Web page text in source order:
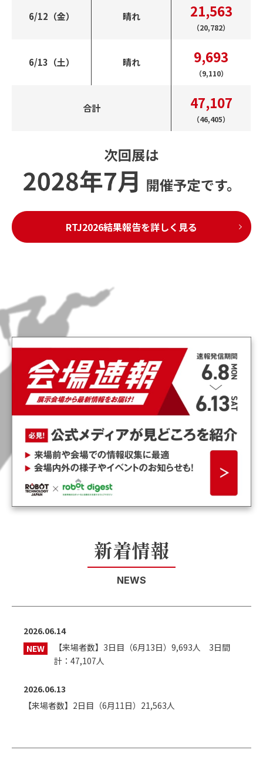
6/12（金） 晴れ 21,563
（20,782）
6/13（土） 晴れ 9,693
（9,110）
合計 47,107
（46,405）
RTJ2026結果報告を詳しく見る
新着情報
NEWS
2026.06.14
【来場者数】3日目（6月13日）9,693人 3日間
計：47,107人
2026.06.13
【来場者数】2日目（6月11日）21,563人
【来場者数】1日目（6月11日）15,851人